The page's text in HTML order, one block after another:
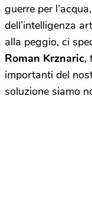
guerre per
dell’intelligenza
alla peggio, ci
Roman Krznaric,
importanti del
soluzione siamo